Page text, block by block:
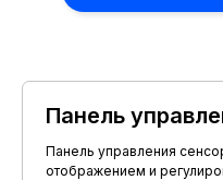
ХАРАКТЕРИСТИКИ
Максимальная
производительность
Панель
Панель управления
отображением и